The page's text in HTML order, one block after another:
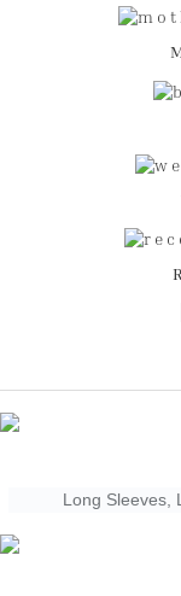
Long Sleeves,